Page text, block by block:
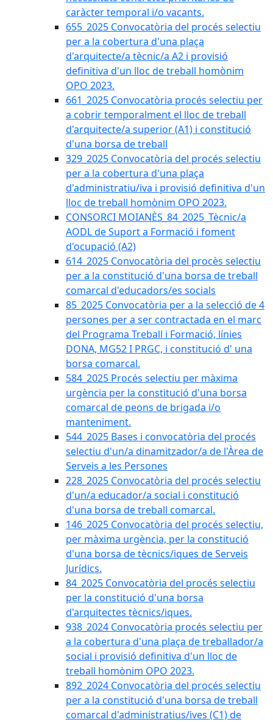
caràcter temporal i/o vacants.
655_2025 Convocatòria del procés selectiu
per a la cobertura d'una plaça
d'arquitecte/a tècnic/a A2 i provisió
definitiva d'un lloc de treball homònim
OPO 2023.
661_2025 Convocatòria procés selectiu per
a cobrir temporalment el lloc de treball
d'arquitecte/a superior (A1) i constitució
d'una borsa de treball
329_2025 Convocatòria del procés selectiu
per a la cobertura d'una plaça
d'administratiu/iva i provisió definitiva d'un
lloc de treball homònim OPO 2023.
CONSORCI MOIANÈS_84_2025_Tècnic/a
AODL de Suport a Formació i foment
d'ocupació (A2)
614_2025 Convocatòria del procès selectiu
per a la constitució d'una borsa de treball
comarcal d'educadors/es socials
85_2025 Convocatòria per a la selecció de 4
persones per a ser contractada en el marc
del Programa Treball i Formació, línies
DONA, MG52 I PRGC, i constitució d' una
borsa comarcal.
584_2025 Procés selectiu per màxima
urgència per la constitució d'una borsa
comarcal de peons de brigada i/o
manteniment.
544_2025 Bases i convocatòria del procés
selectiu d'un/a dinamitzador/a de l'Àrea de
Serveis a les Persones
228_2025 Convocatòria del procés selectiu
d'un/a educador/a social i constitució
d'una borsa de treball comarcal.
146_2025 Convocatòria del procés selectiu,
per màxima urgència, per la constitució
d'una borsa de tècnics/iques de Serveis
Jurídics.
84_2025 Convocatòria del procés selectiu
per la constitució d'una borsa
d'arquitectes tècnics/iques.
938_2024 Convocatòria procés selectiu per
a la cobertura d'una plaça de treballador/a
social i provisió definitiva d'un lloc de
treball homònim OPO 2023.
892_2024 Convocatòria del procés selectiu
per a la constitució d'una borsa de treball
comarcal d'administratius/ives (C1) de